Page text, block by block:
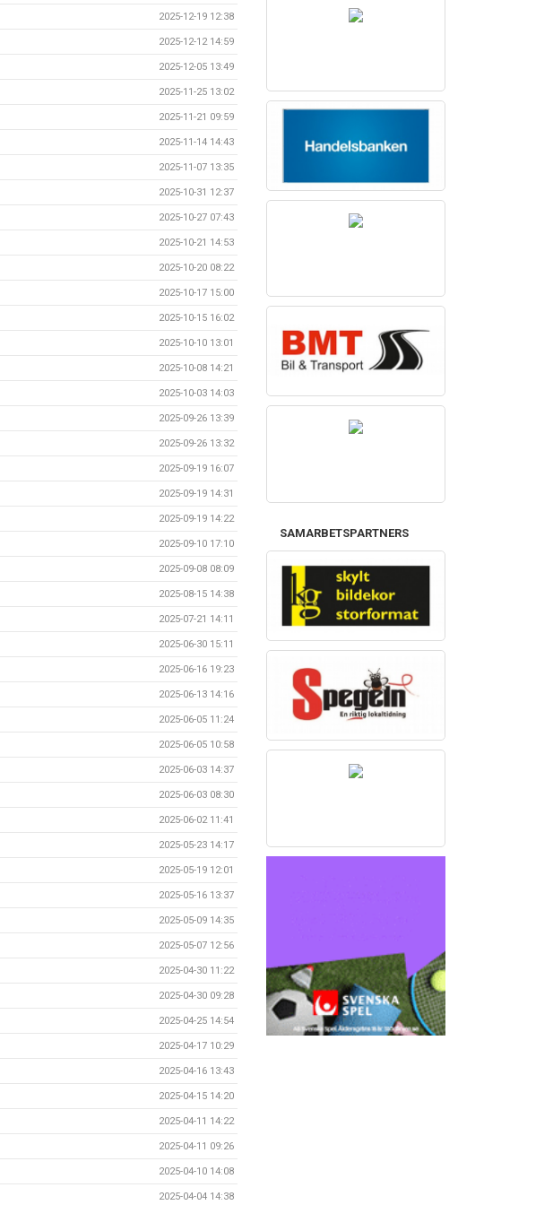
2025-12-19 12:38
2025-12-12 14:59
2025-12-05 13:49
2025-11-25 13:02
2025-11-21 09:59
2025-11-14 14:43
2025-11-07 13:35
2025-10-31 12:37
2025-10-27 07:43
2025-10-21 14:53
2025-10-20 08:22
2025-10-17 15:00
2025-10-15 16:02
2025-10-10 13:01
2025-10-08 14:21
2025-10-03 14:03
2025-09-26 13:39
2025-09-26 13:32
2025-09-19 16:07
2025-09-19 14:31
2025-09-19 14:22
2025-09-10 17:10
2025-09-08 08:09
2025-08-15 14:38
2025-07-21 14:11
2025-06-30 15:11
2025-06-16 19:23
2025-06-13 14:16
2025-06-05 11:24
2025-06-05 10:58
2025-06-03 14:37
2025-06-03 08:30
2025-06-02 11:41
2025-05-23 14:17
2025-05-19 12:01
2025-05-16 13:37
2025-05-09 14:35
2025-05-07 12:56
2025-04-30 11:22
2025-04-30 09:28
2025-04-25 14:54
2025-04-17 10:29
2025-04-16 13:43
2025-04-15 14:20
2025-04-11 14:22
2025-04-11 09:26
2025-04-10 14:08
2025-04-04 14:38
SAMARBETSPARTNERS